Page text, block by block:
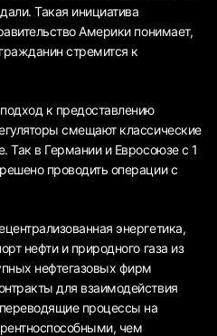
Такая инициатива
Америки понимает,
стремится к
к предоставлению
смещают классические
Так в Германии и Евросоюзе с 1
проводить операции с
энергетика,
нефти и природного газа из
нефтегазовых фирм
для взаимодействия
процессы на
чем